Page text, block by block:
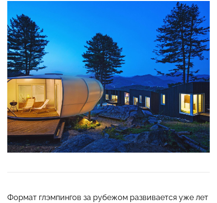
Формат глэмпингов за рубежом развивается уже лет